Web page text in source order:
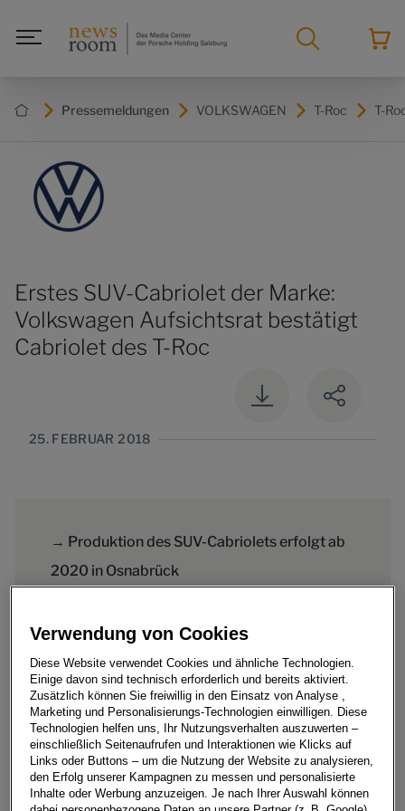
Pressemeldungen VOLKSWAGEN T-Roc T-
Erstes SUV-Cabriolet der Marke:
Volkswagen Aufsichtsrat bestätigt
Cabriolet des T-Roc
25. FEBRUAR 2018
→ Produktion des SUV-Cabriolets erfolgt ab
2020 in Osnabrück
die Fertigung
→ Cabriolet-Erfolgsgeschichte in Osnabrück
wird fortgesetzt
→ Neues Modell sichert Auslastung und
Beschäftigung
Verwendung von Cookies
Diese Website verwendet Cookies und ähnliche Technologien.
Einige davon sind technisch erforderlich und bereits aktiviert.
Zusätzlich können Sie freiwillig in den Einsatz von Analyse ,
Marketing und Personalisierungs-Technologien einwilligen. Diese
Technologien helfen uns, Ihr Nutzungsverhalten auszuwerten –
einschließlich Seitenaufrufen und Interaktionen wie Klicks auf
Links oder Buttons – um die Nutzung der Website zu analysieren,
den Erfolg unserer Kampagnen zu messen und personalisierte
Inhalte oder Werbung anzuzeigen. Je nach Ihrer Auswahl können